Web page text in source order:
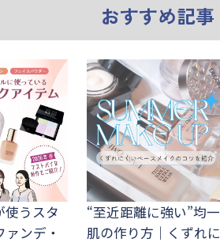
おすすめ記事
使うスタ
ンデ・
“至近距離に強い”均一
肌の作り方｜くずれに